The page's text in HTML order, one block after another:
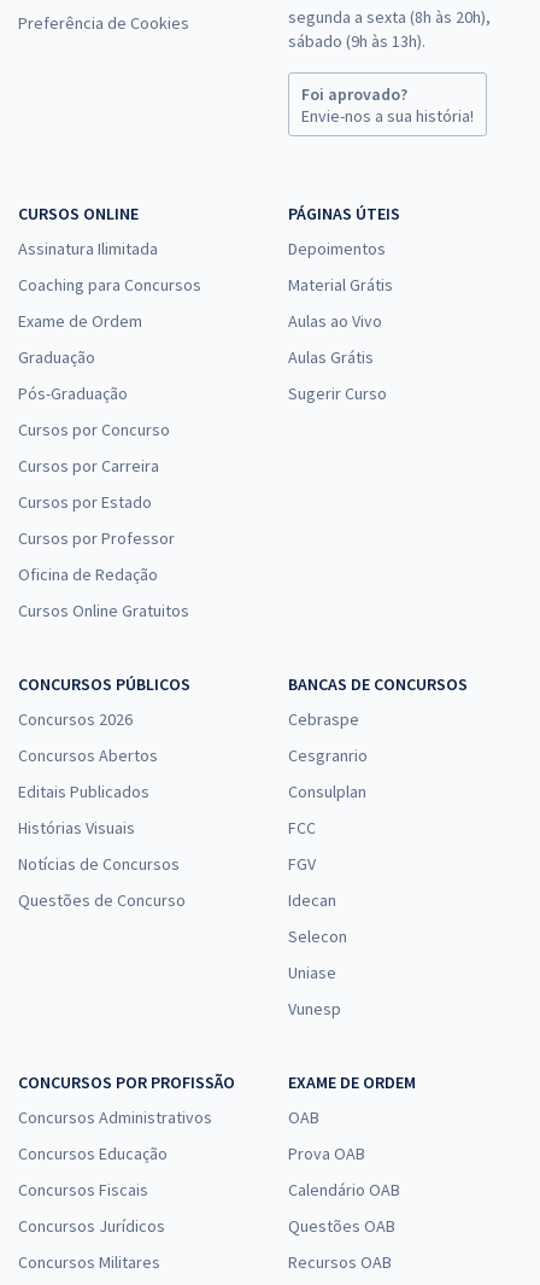
Preferência de Cookies
segunda a sexta (8h às 20h),
sábado (9h às 13h).
Foi aprovado?
Envie-nos a sua história!
CURSOS ONLINE
Assinatura Ilimitada
Coaching para Concursos
Exame de Ordem
Graduação
Pós-Graduação
Cursos por Concurso
Cursos por Carreira
Cursos por Estado
Cursos por Professor
Oficina de Redação
Cursos Online Gratuitos
PÁGINAS ÚTEIS
Depoimentos
Material Grátis
Aulas ao Vivo
Aulas Grátis
Sugerir Curso
CONCURSOS PÚBLICOS
Concursos 2026
Concursos Abertos
Editais Publicados
Histórias Visuais
Notícias de Concursos
Questões de Concurso
BANCAS DE CONCURSOS
Cebraspe
Cesgranrio
Consulplan
FCC
FGV
Idecan
Selecon
Uniase
Vunesp
CONCURSOS POR PROFISSÃO
Concursos Administrativos
Concursos Educação
Concursos Fiscais
Concursos Jurídicos
Concursos Militares
EXAME DE ORDEM
OAB
Prova OAB
Calendário OAB
Questões OAB
Recursos OAB